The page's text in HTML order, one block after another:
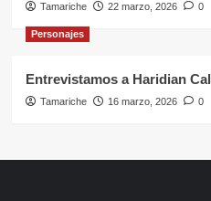
Tamariche 22 marzo, 2026 0
Personajes
Entrevistamos a Haridian
Tamariche 16 marzo, 2026 0